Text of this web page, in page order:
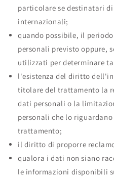
particolare se destinatari
internazionali;
quando possibile, il
personali previsto oppure,
utilizzati per determinare
l'esistenza del diritto
titolare del trattamento la
dati personali o la
personali che lo
trattamento;
il diritto di proporre
qualora i dati non siano
le informazioni disponibili